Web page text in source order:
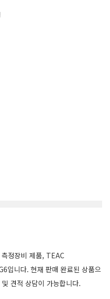
정장비 제품, TEAC
입니다. 현재 판매 완료된 상품으
견적 상담이 가능합니다.